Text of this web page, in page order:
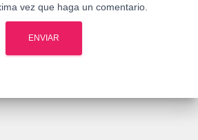
vez que haga un comentario.